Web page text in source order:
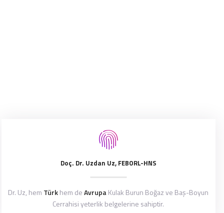
Doç. Dr. Uzdan Uz, FEBORL-HNS
Dr. Uz, hem Türkhem deAvrupaKulak Burun Boğaz ve Baş-Boyun
Cerrahisi yeterlik belgelerine sahiptir.